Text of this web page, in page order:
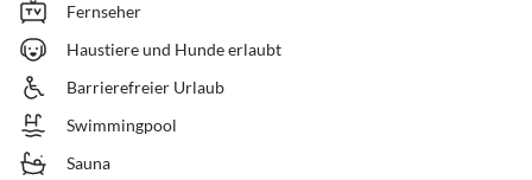
Fernseher
Haustiere und Hunde erlaubt
Barrierefreier Urlaub
Swimmingpool
Sauna